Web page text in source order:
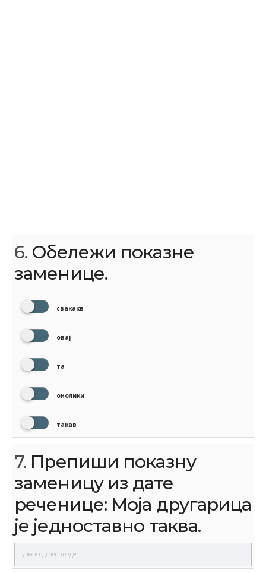
6. Обележи показне
заменице.
свакакв
овај
та
онолики
такав
7. Препиши показну
заменицу из дате
реченице: Моја другарица
је једноставно таква.